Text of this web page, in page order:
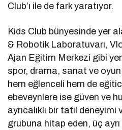
Club’ı ile de fark yaratıyor.
Kids Club bünyesinde yer
& Robotik Laboratuvarı,
Ajan Eğitim Merkezi gibi
spor, drama, sanat ve
hem eğlenceli hem de
ebeveynlere ise güven ve
ayrıcalıklı bir tatil
grubuna hitap eden, üç